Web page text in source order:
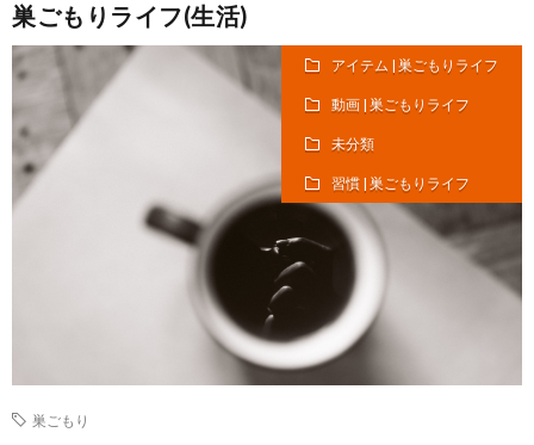
つ
テ
デ
天
巣ごもりライフ(生活)
アイテム | 巣ごもりライフ
動画 | 巣ごもりライフ
未分類
習慣 | 巣ごもりライフ
巣ごもり